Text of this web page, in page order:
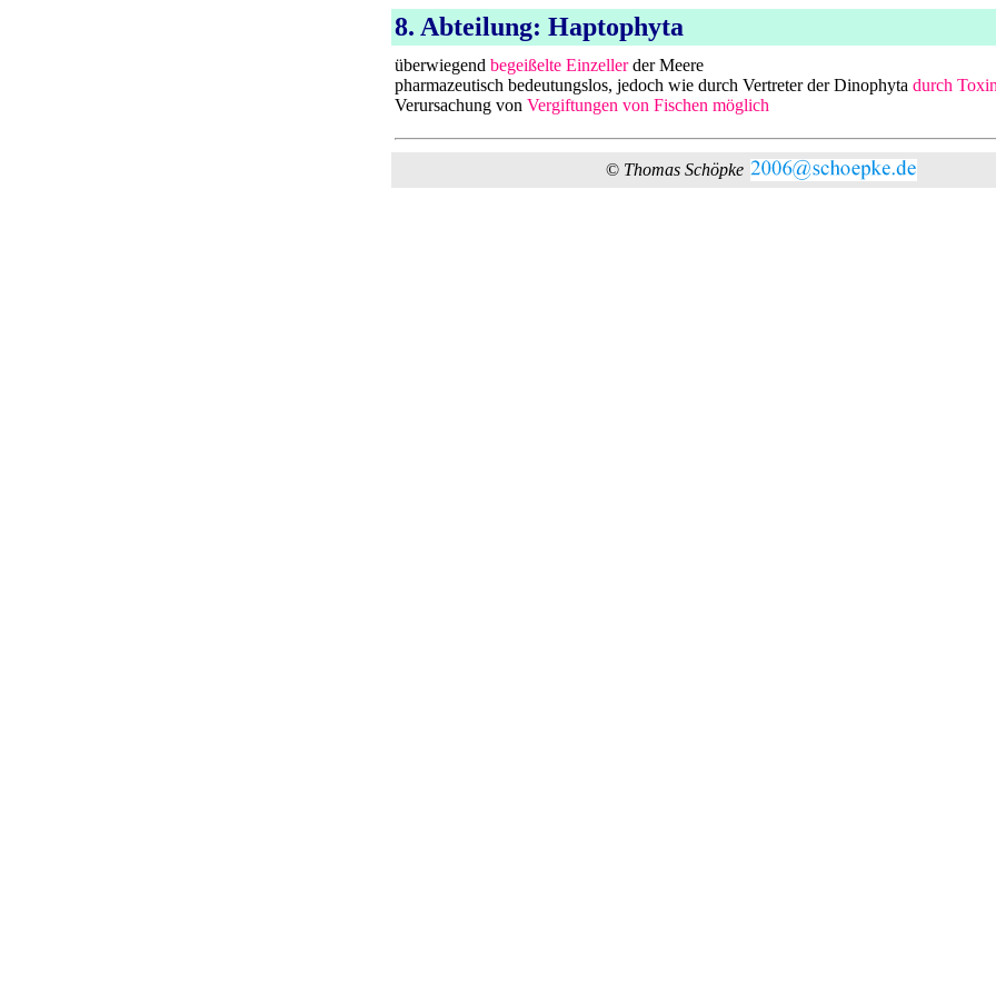
8. Abteilung: Haptophyta
überwiegend begeißelte Einzellerder Meere
pharmazeutisch bedeutungslos, jedoch wie durch Vertreter der Dinophyta durch
Verursachung von Vergiftungen von Fischen möglich
© Thomas Schöpke